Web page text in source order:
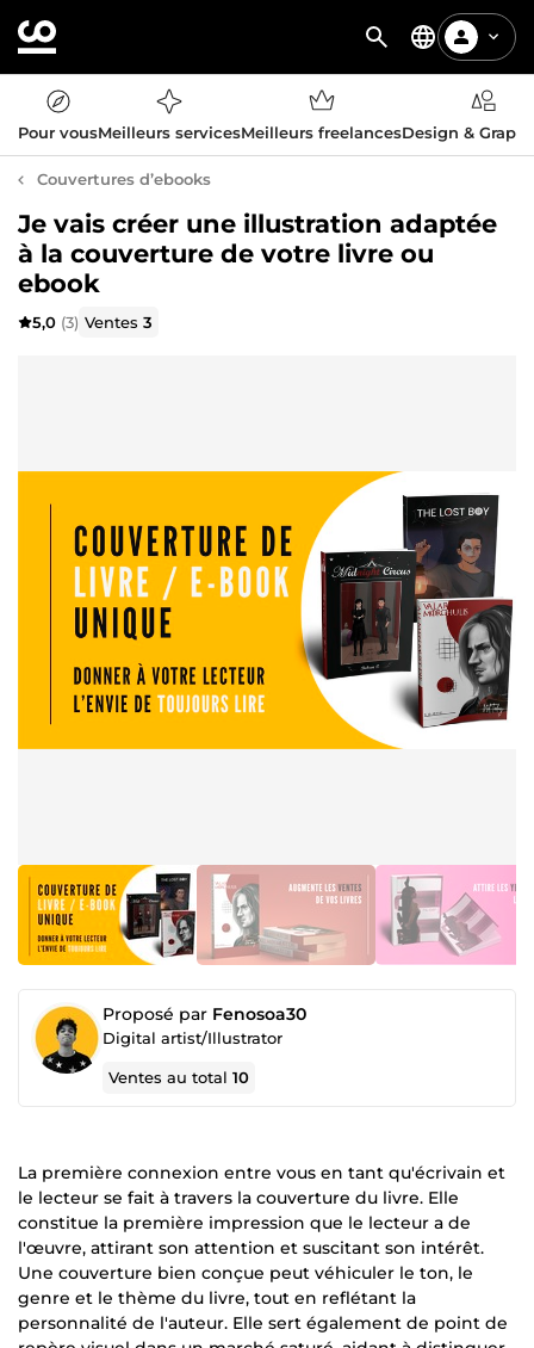
Pour vousMeilleurs servicesMeilleurs freelancesDesign &
Couvertures d’ebooks
Je vais créer une illustration adaptée
à la couverture de votre livre ou
ebook
5,0 (3) Ventes3
Proposé par Fenosoa30
Digital artist/Illustrator
Ventes au total10
La première connexion entre vous en tant qu'écrivain et
le lecteur se fait à travers la couverture du livre. Elle
constitue la première impression que le lecteur a de
l'œuvre, attirant son attention et suscitant son intérêt.
Une couverture bien conçue peut véhiculer le ton, le
genre et le thème du livre, tout en reflétant la
personnalité de l'auteur. Elle sert également de point de